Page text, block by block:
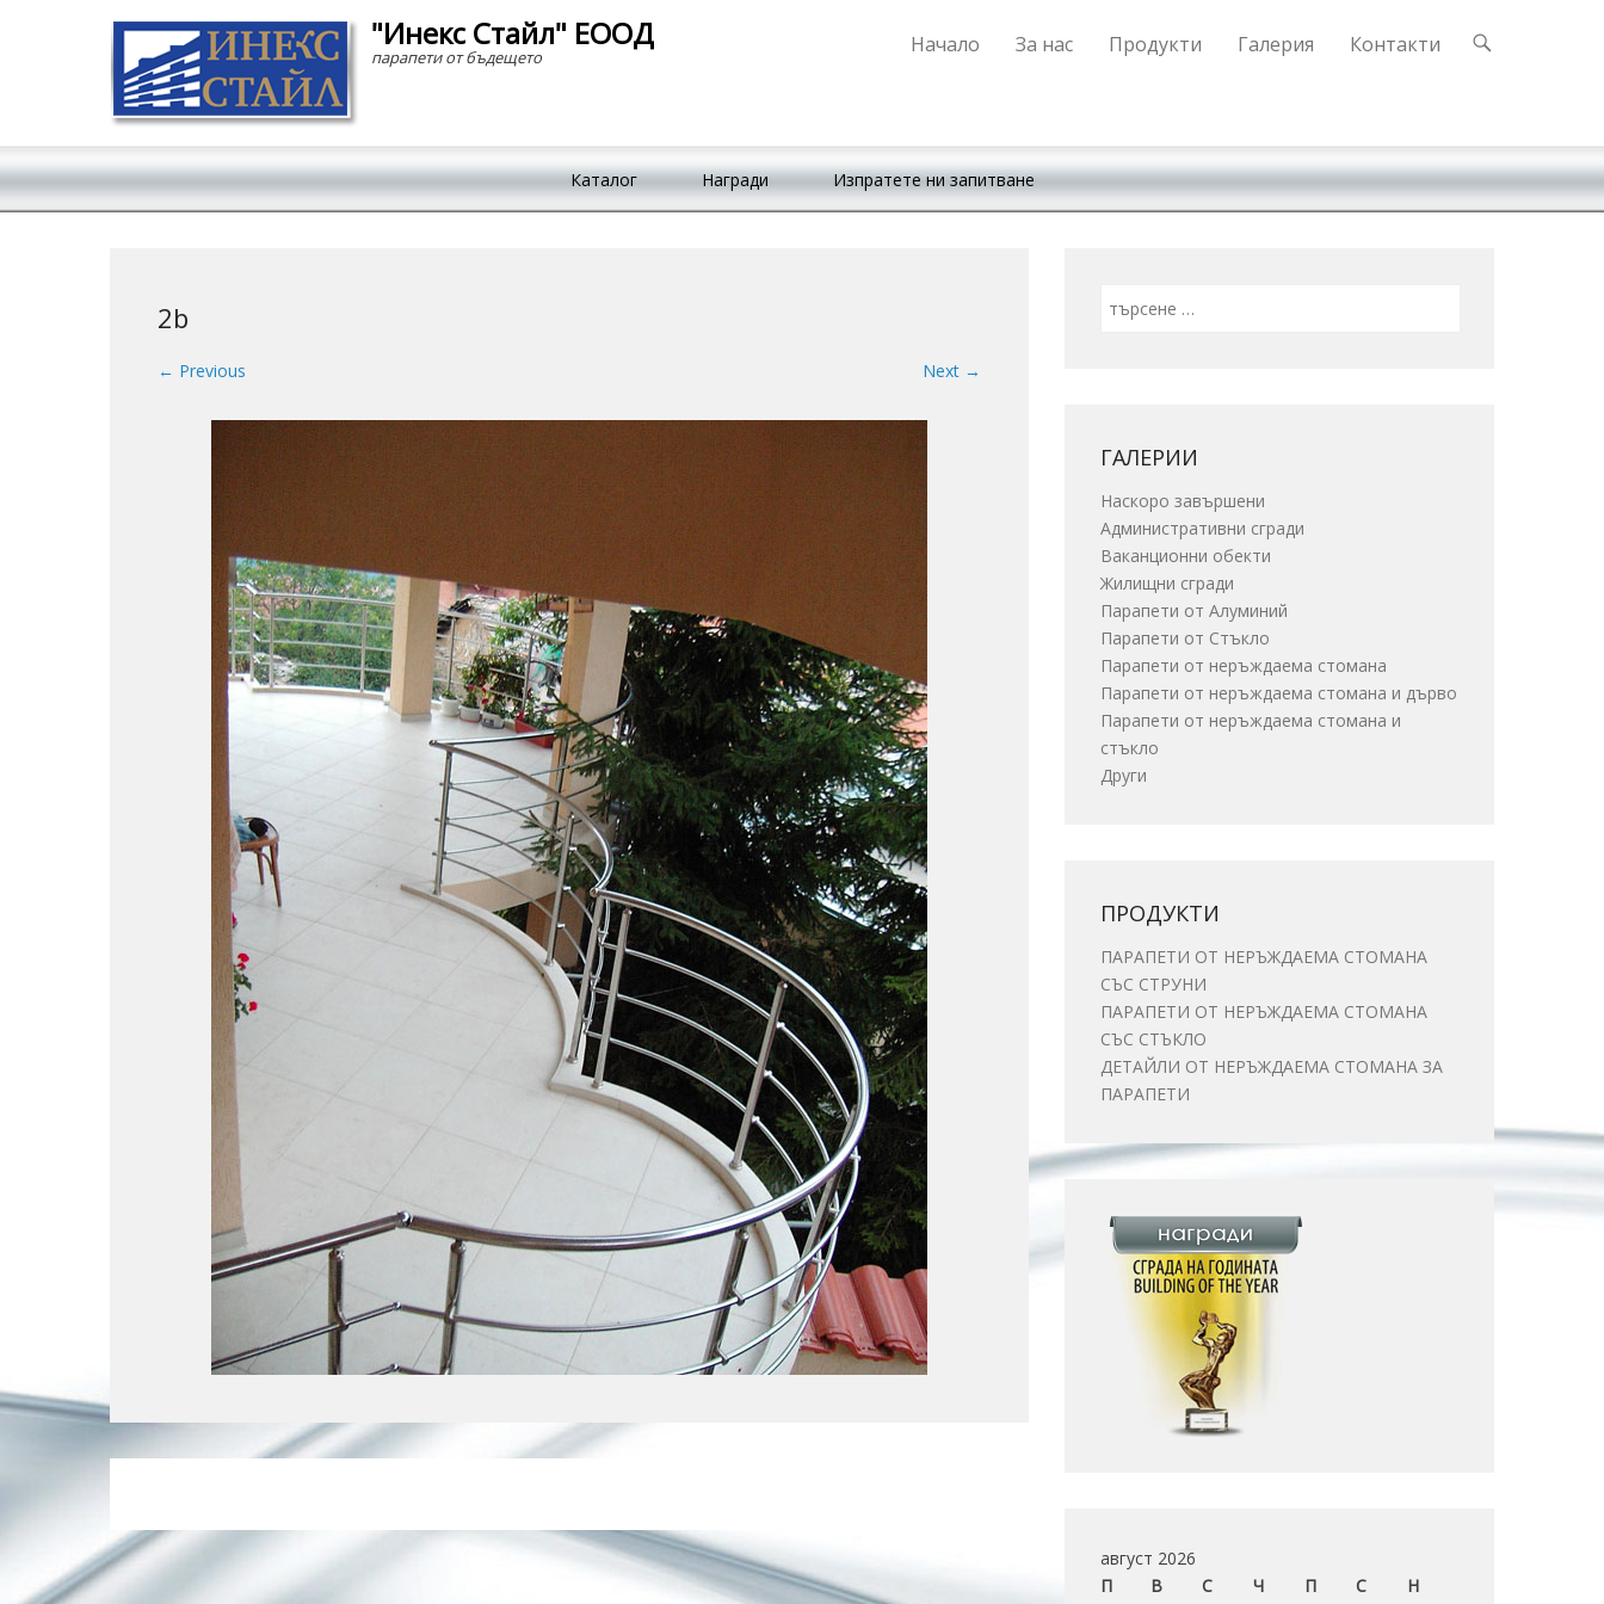
"Инекс Стайл" ЕООД
парапети от бъдещето
Primary Menu
Skip to content
Начало За нас Продукти Галерия Контакти
Каталог
Награди Изпратете ни запитване
2b
← Previous Next →
ГАЛЕРИИ
Наскоро завършени
Административни сгради
Ваканционни обекти
Жилищни сгради
Парапети от Алуминий
Парапети от Стъкло
Парапети от неръждаема стомана
Парапети от неръждаема стомана и дърво
Парапети от неръждаема стомана и
стъкло
Други
ПРОДУКТИ
ПАРАПЕТИ ОТ НЕРЪЖДАЕМА СТОМАНА
СЪС СТРУНИ
ПАРАПЕТИ ОТ НЕРЪЖДАЕМА СТОМАНА
СЪС СТЪКЛО
ДЕТАЙЛИ ОТ НЕРЪЖДАЕМА СТОМАНА ЗА
ПАРАПЕТИ
август 2026
П
В С Ч П С
Н